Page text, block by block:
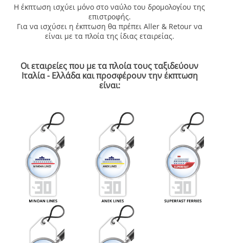
Η έκπτωση ισχύει μόνο στο ναύλο του δρομολογίου της
επιστροφής.
Για να ισχύσει η έκπτωση θα πρέπει Aller & Retour να
είναι με τα πλοία της ίδιας εταιρείας.
Οι εταιρείες που με τα πλοία τους ταξιδεύουν
Ιταλία - Ελλάδα και προσφέρουν την έκπτωση
είναι: